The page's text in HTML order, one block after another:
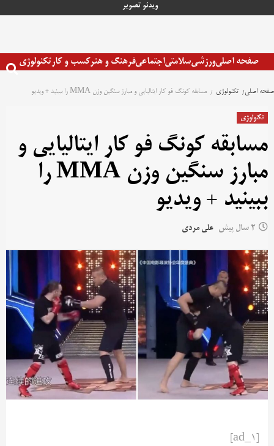
ویدئو تصویر
صفحه اصلیورزشیسلامتیاجتماعیفرهنگ و هنرکسب و کارتکنولوژی
صفحه اصلی تکنولوژی مسابقه کونگ فو کار ایتالیایی و مبارز سنگین وزن MMA را ببینید + ویدیو
تکنولوژی
مسابقه کونگ فو کار ایتالیایی و
مبارز سنگین وزن MMA را
ببینید + ویدیو
2 سال پیش علی مردی